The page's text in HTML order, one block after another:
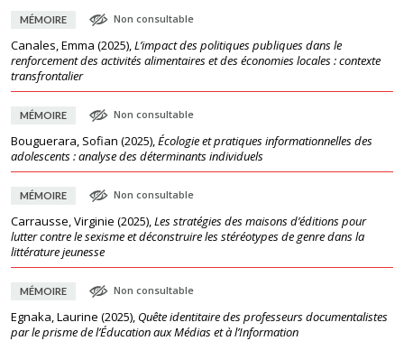
MÉMOIRE Non consultable
Canales, Emma (2025),L’impact des politiques publiques dans le
renforcement des activités alimentaires et des économies locales : contexte
transfrontalier
MÉMOIRE Non consultable
Bouguerara, Sofian (2025),Écologie et pratiques informationnelles des
adolescents : analyse des déterminants individuels
MÉMOIRE Non consultable
Carrausse, Virginie (2025),Les stratégies des maisons d’éditions pour
lutter contre le sexisme et déconstruire les stéréotypes de genre dans la
littérature jeunesse
MÉMOIRE Non consultable
Egnaka, Laurine (2025), Quête identitaire des professeurs documentalistes
par le prisme de l’Éducation aux Médias et à l’Information